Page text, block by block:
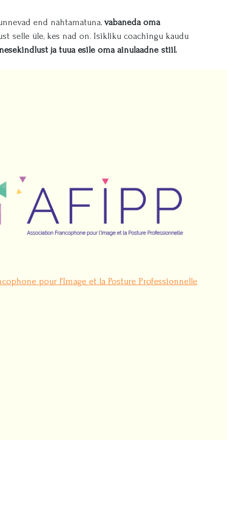
end nähtamatuna, vabaneda oma
selle üle, kes nad on. Isikliku coachingu kaudu
ja tuua esile oma ainulaadne stiil.
pour l'Image et la Posture Professionnelle